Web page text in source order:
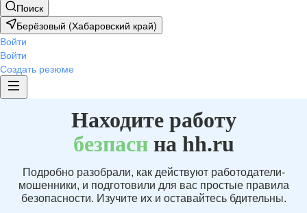
Поиск
Берёзовый (Хабаровский край)
Войти
Войти
Создать резюме
Находите работу
безпаснна hh.ru
Подробно разобрали, как действуют работодатели-
мошенники, и подготовили для вас простые правила
безопасности. Изучите их и оставайтесь бдительны.